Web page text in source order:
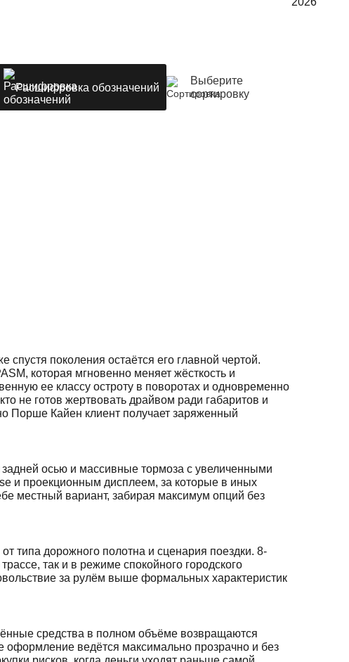
Расшифровка обозначений
Выберите
сортировку
поколения остаётся его главной чертой.
которая мгновенно меняет жёсткость и
ее классу остроту в поворотах и одновременно
не готов жертвовать драйвом ради габаритов и
Порше Кайен клиент получает заряженный
осью и массивные тормоза с увеличенными
и проекционным дисплеем, за которые в иных
местный вариант, забирая максимум опций без
типа дорожного полотна и сценария поездки. 8-
так и в режиме спокойного городского
за рулём выше формальных характеристик
средства в полном объёме возвращаются
оформление ведётся максимально прозрачно и без